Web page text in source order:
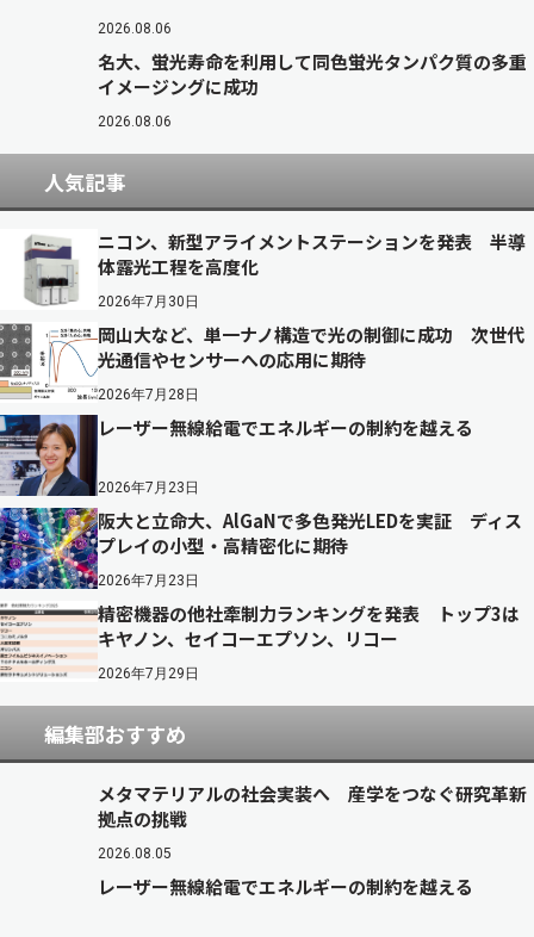
2026.08.06
名大、蛍光寿命を利用して同色蛍光タンパク質の多重
イメージングに成功
2026.08.06
人気記事
ニコン、新型アライメントステーションを発表 半導
体露光工程を高度化
2026年7月30日
岡山大など、単一ナノ構造で光の制御に成功 次世代
光通信やセンサーへの応用に期待
2026年7月28日
レーザー無線給電でエネルギーの制約を越える
2026年7月23日
阪大と立命大、AlGaNで多色発光LEDを実証 ディス
プレイの小型・高精密化に期待
2026年7月23日
精密機器の他社牽制力ランキングを発表 トップ3は
キヤノン、セイコーエプソン、リコー
2026年7月29日
編集部おすすめ
メタマテリアルの社会実装へ 産学をつなぐ研究革新
拠点の挑戦
2026.08.05
レーザー無線給電でエネルギーの制約を越える